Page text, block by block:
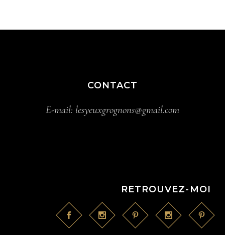
CONTACT
E-mail: lesyeuxgrognons@gmail.com
RETROUVEZ-MOI